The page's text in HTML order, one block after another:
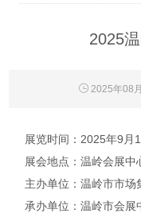
2025
2025年08
展览时间：2025年9月
展会地点：温岭会展中
主办单位：温岭市市场
承办单位：温岭市会展